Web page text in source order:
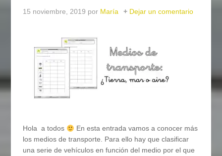
15 noviembre, 2019 por María Dejar un comentario
Hola a todos
En esta entrada vamos a conocer más
los medios de transporte. Para ello hay que clasificar
una serie de vehículos en función del medio por el que